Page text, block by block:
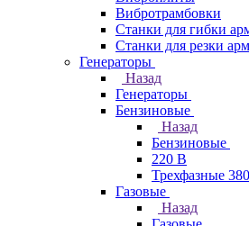
Вибротрамбовки
Станки для гибки
Станки для резки
Генераторы
Назад
Генераторы
Бензиновые
Назад
Бензиновые
220 В
Трехфазные
Газовые
Назад